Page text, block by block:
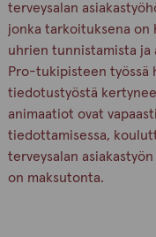
terveysalan
jonka tarkoituksena on
uhrien tunnistamista
Pro-tukipisteen työssä
tiedotustyöstä
animaatiot ovat
tiedottamisessa,
terveysalan
on maksutonta.